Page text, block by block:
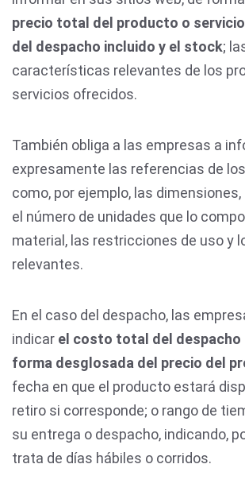
precio total del producto o
del despacho incluido y el stock;
características relevantes de los
servicios ofrecidos.
También obliga a las empresas a
expresamente las referencias de
como, por ejemplo, las dimensiones,
el número de unidades que lo
material, las restricciones de uso y
relevantes.
En el caso del despacho, las
indicar el costo total del despacho
forma desglosada del precio del
fecha en que el producto estará
retiro si corresponde; o rango de
su entrega o despacho, indicando,
trata de días hábiles o corridos.